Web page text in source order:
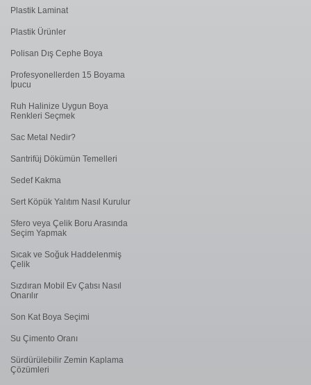
Plastik Laminat
Plastik Ürünler
Polisan Dış Cephe Boya
Profesyonellerden 15 Boyama
İpucu
Ruh Halinize Uygun Boya
Renkleri Seçmek
Sac Metal Nedir?
Santrifüj Dökümün Temelleri
Sedef Kakma
Sert Köpük Yalıtım Nasıl Kurulur
Sfero veya Çelik Boru Arasında
Seçim Yapmak
Sıcak ve Soğuk Haddelenmiş
Çelik
Sızdıran Mobil Ev Çatısı Nasıl
Onarılır
Son Kat Boya Seçimi
Su Çimento Oranı
Sürdürülebilir Zemin Kaplama
Çözümleri